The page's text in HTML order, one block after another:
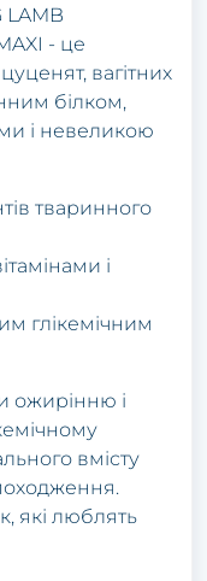
LAMB
- це
вагітних
білком,
і невеликою
тваринного
і
глікемічним
ожирінню і
вмісту
які люблять